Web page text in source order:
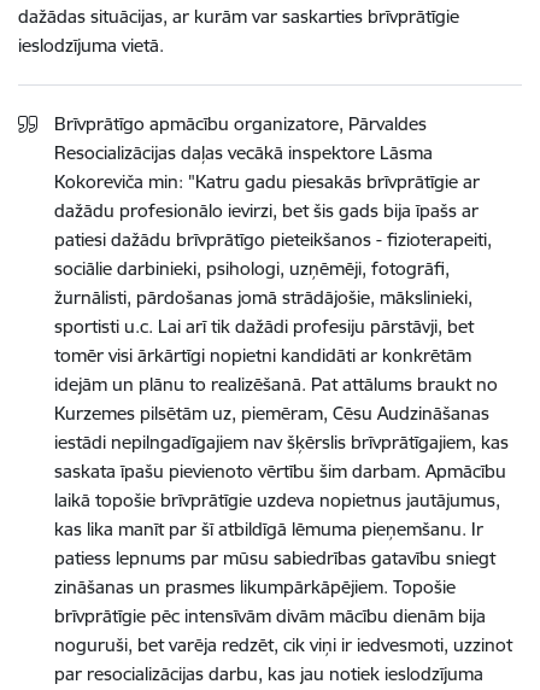
dažādas situācijas, ar kurām var saskarties brīvprātīgie
ieslodzījuma vietā.
Brīvprātīgo apmācību organizatore, Pārvaldes
Resocializācijas daļas vecākā inspektore Lāsma
Kokoreviča min: "Katru gadu piesakās brīvprātīgie ar
dažādu profesionālo ievirzi, bet šis gads bija īpašs ar
patiesi dažādu brīvprātīgo pieteikšanos - fizioterapeiti,
sociālie darbinieki, psihologi, uzņēmēji, fotogrāfi,
žurnālisti, pārdošanas jomā strādājošie, mākslinieki,
sportisti u.c. Lai arī tik dažādi profesiju pārstāvji, bet
tomēr visi ārkārtīgi nopietni kandidāti ar konkrētām
idejām un plānu to realizēšanā. Pat attālums braukt no
Kurzemes pilsētām uz, piemēram, Cēsu Audzināšanas
iestādi nepilngadīgajiem nav šķērslis brīvprātīgajiem, kas
saskata īpašu pievienoto vērtību šim darbam. Apmācību
laikā topošie brīvprātīgie uzdeva nopietnus jautājumus,
kas lika manīt par šī atbildīgā lēmuma pieņemšanu. Ir
patiess lepnums par mūsu sabiedrības gatavību sniegt
zināšanas un prasmes likumpārkāpējiem. Topošie
brīvprātīgie pēc intensīvām divām mācību dienām bija
noguruši, bet varēja redzēt, cik viņi ir iedvesmoti, uzzinot
par resocializācijas darbu, kas jau notiek ieslodzījuma